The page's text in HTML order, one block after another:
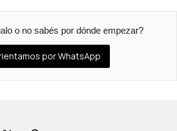
o no sabés por dónde empezar?
por WhatsApp